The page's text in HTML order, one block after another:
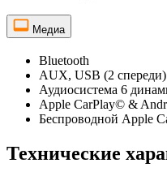
Медиа
Bluetooth
AUX, USB (2 спереди)
Аудиосистема 6
Apple CarPlay© &
Беспроводной Apple
Технические